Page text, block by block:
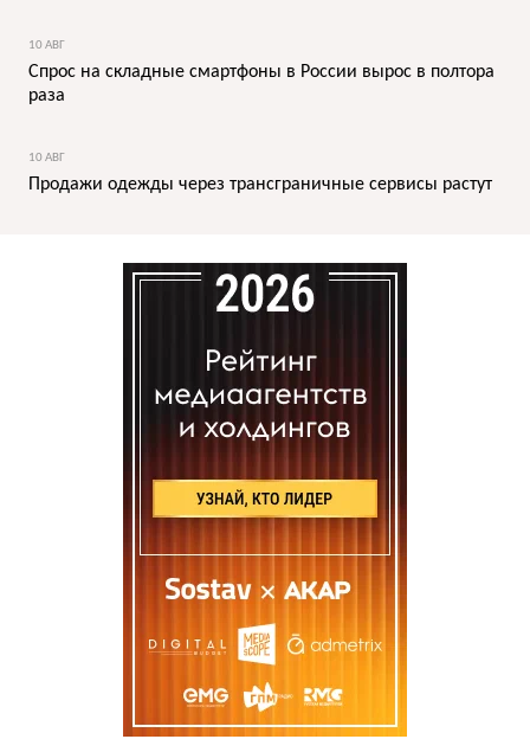
10 АВГ
Спрос на складные смартфоны в России вырос в полтора
раза
10 АВГ
Продажи одежды через трансграничные сервисы растут